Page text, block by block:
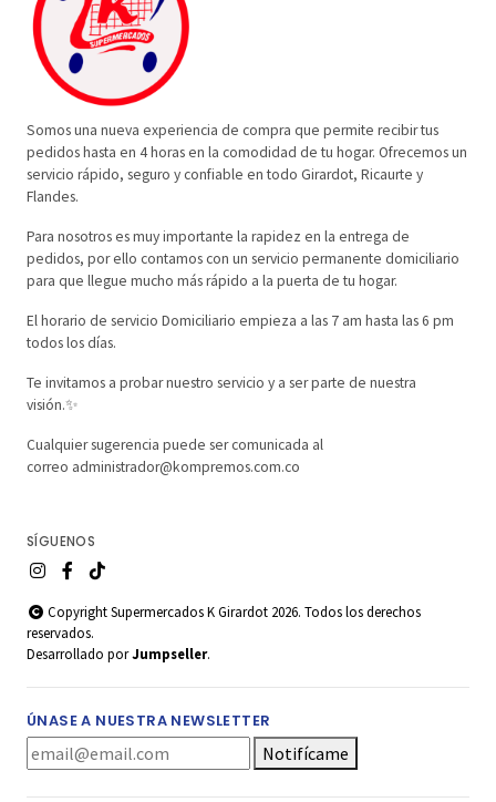
Somos una nueva experiencia de compra que permite recibir tus
pedidos hasta en 4 horas en la comodidad de tu hogar. Ofrecemos un
servicio rápido, seguro y confiable en todo Girardot, Ricaurte y
Flandes.
Para nosotros es muy importante la rapidez en la entrega de
pedidos, por ello contamos con un servicio permanente domiciliario
para que llegue mucho más rápido a la puerta de tu hogar.
El horario de servicio Domiciliario empieza a las 7 am hasta las 6 pm
todos los días.
Te invitamos a probar nuestro servicio y a ser parte de nuestra
visión.✨
Cualquier sugerencia puede ser comunicada al
correo administrador@kompremos.com.co
SÍGUENOS
Copyright Supermercados K Girardot 2026. Todos los derechos
reservados.
Desarrollado porJumpseller.
ÚNASE A NUESTRA NEWSLETTER
Notifícame